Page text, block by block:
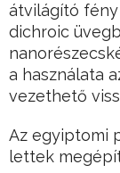
átvilágító
dichroic
a használata
vezethető
Az egyiptomi
lettek